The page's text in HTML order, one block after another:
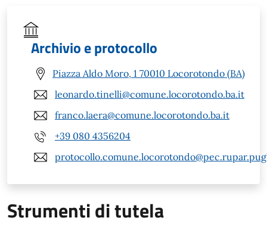
Archivio e protocollo
Piazza Aldo Moro, 1 70010 Locorotondo (BA)
leonardo.tinelli@comune.locorotondo.ba.it
franco.laera@comune.locorotondo.ba.it
+39 080 4356204
Strumenti di tutela